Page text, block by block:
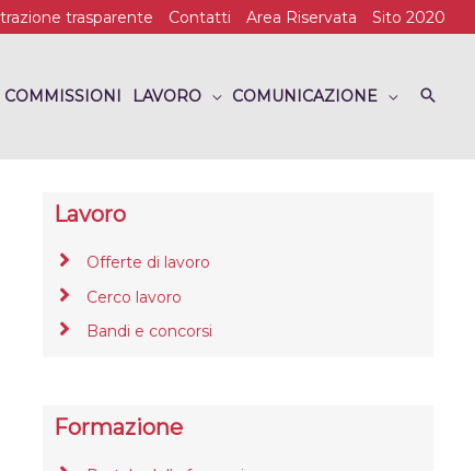
trasparente Contatti Area Riservata Sito 2020
COMMISSIONI LAVORO COMUNICAZIONE
Lavoro
Offerte di lavoro
Cerco lavoro
Bandi e concorsi
Formazione